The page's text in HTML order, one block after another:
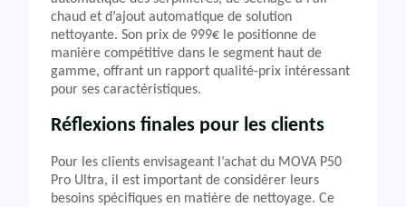
chaud et d’ajout automatique de solution
nettoyante. Son prix de 999€ le positionne de
manière compétitive dans le segment haut de
gamme, offrant un rapport qualité-prix intéressant
pour ses caractéristiques.
Réflexions finales pour les clients
Pour les clients envisageant l’achat du MOVA P50
Pro Ultra, il est important de considérer leurs
besoins spécifiques en matière de nettoyage. Ce